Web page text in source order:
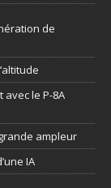
de
le P-8A
ampleur
IA